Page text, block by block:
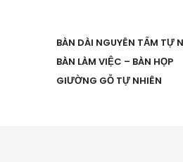
BÀN DÀI NGUYÊN TẤM TỰ
BÀN LÀM VIỆC – BÀN HỌP
GIƯỜNG GỖ TỰ NHIÊN